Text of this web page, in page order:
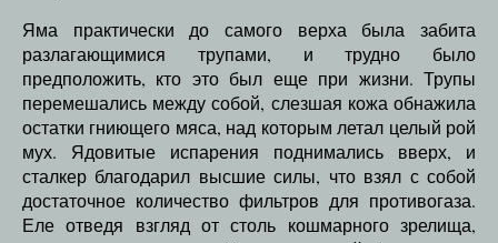
Яма практически до самого верха была забита
разлагающимися трупами, и трудно было
предположить, кто это был еще при жизни. Трупы
перемешались между собой, слезшая кожа обнажила
остатки гниющего мяса, над которым летал целый рой
мух. Ядовитые испарения поднимались вверх, и
сталкер благодарил высшие силы, что взял с собой
достаточное количество фильтров для противогаза.
Еле отведя взгляд от столь кошмарного зрелища,